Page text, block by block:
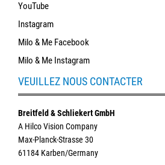
YouTube
Instagram
Milo & Me Facebook
Milo & Me Instagram
VEUILLEZ NOUS CONTACTER
Breitfeld & Schliekert GmbH
A Hilco Vision Company
Max-Planck-Strasse 30
61184 Karben/Germany